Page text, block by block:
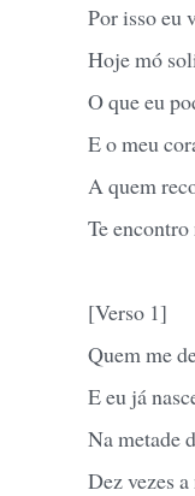
Por isso eu
Hoje mó
O que eu
E o meu
A quem
Te
[Verso 1]
Quem me
E eu já
Na metade
Dez vezes